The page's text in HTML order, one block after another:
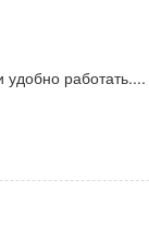
работать....